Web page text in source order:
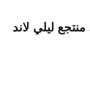
ليلي لاند